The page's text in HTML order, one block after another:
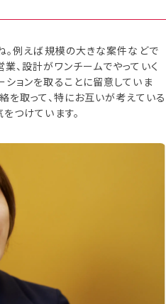
。例えば規模の大きな案件などで
、設計がワンチームでやっていく
ョンを取ることに留意していま
を取って、特にお互いが考えている
つけています。